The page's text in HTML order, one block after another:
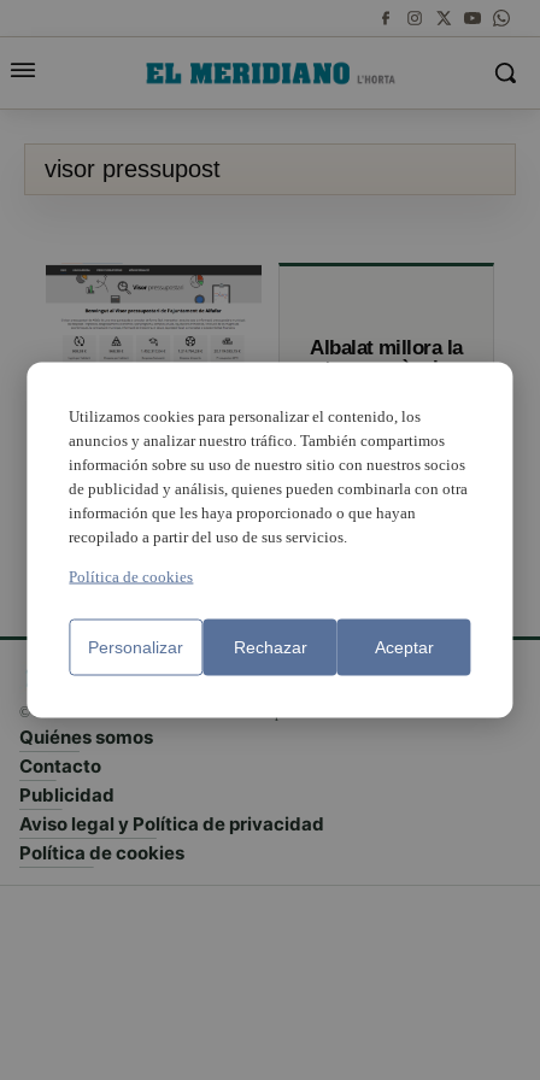
visor pressupost
Alfafar pone en marcha
el visor presupuestario
Albalat millora la
transparència
pressupostari
© El Meridiano L'Horta 2026 - Valencia - España
Quiénes somos
Contacto
Publicidad
Aviso legal y Política de privacidad
Política de cookies
Utilizamos cookies para personalizar el contenido, los
anuncios y analizar nuestro tráfico. También compartimos
información sobre su uso de nuestro sitio con nuestros socios
de publicidad y análisis, quienes pueden combinarla con otra
información que les haya proporcionado o que hayan
recopilado a partir del uso de sus servicios.
Política de cookies
Personalizar Rechazar Aceptar